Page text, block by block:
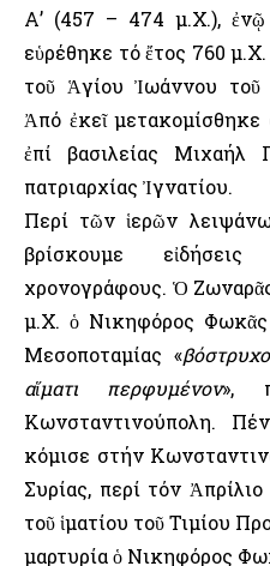
Α’ (457 – 474 μ.Χ.), ἐνῷ
εὑρέθηκε τό ἔτος 760
τοῦ Ἁγίου Ἰωάννου
Ἀπό ἐκεῖ
ἐπί βασιλείας
πατριαρχίας Ἰγνατίου.
Περί τῶν ἱερῶν
βρίσκουμε
χρονογράφους. Ὁ
μ.Χ. ὁ Νικηφόρος
Μεσοποταμίας «
αἵματι περφυμένον»,
Κωνσταντινούπολη.
κόμισε στήν
Συρίας, περί τόν
τοῦ ἱματίου τοῦ Τιμίου
μαρτυρία ὁ Νικηφόρος